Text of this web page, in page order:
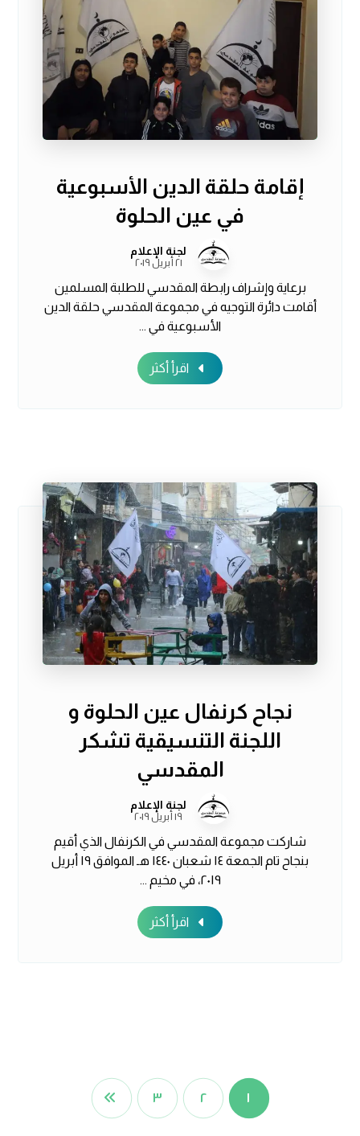
إقامة حلقة الدين الأسبوعية
في عين الحلوة
لجنة الإعلام
٢١ أبريل ٢٠١٩
برعاية وإشراف رابطة المقدسي للطلبة المسلمين
أقامت دائرة التوجيه في مجموعة المقدسي حلقة الدين
الأسبوعية في ...
اقرأ أكثر
نجاح كرنفال عين الحلوة و
اللجنة التنسيقية تشكر
المقدسي
لجنة الإعلام
١٩ أبريل ٢٠١٩
شاركت مجموعة المقدسي في الكرنفال الذي أقيم
بنجاح تام الجمعة ١٤ شعبان ١٤٤٠ هـ الموافق ١٩ أبريل
٢٠١٩، في مخيم ...
اقرأ أكثر
١ ٢ ٣